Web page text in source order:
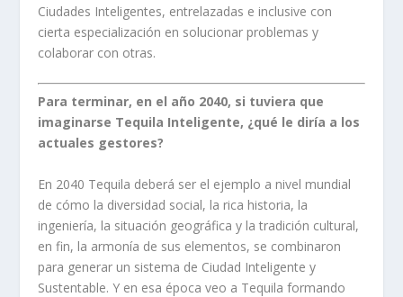
Ciudades Inteligentes, entrelazadas e inclusive con
cierta especialización en solucionar problemas y
colaborar con otras.
Para terminar, en el año 2040, si tuviera que
imaginarse Tequila Inteligente, ¿qué le diría a los
actuales gestores?
En 2040 Tequila deberá ser el ejemplo a nivel mundial
de cómo la diversidad social, la rica historia, la
ingeniería, la situación geográfica y la tradición cultural,
en fin, la armonía de sus elementos, se combinaron
para generar un sistema de Ciudad Inteligente y
Sustentable. Y en esa época veo a Tequila formando